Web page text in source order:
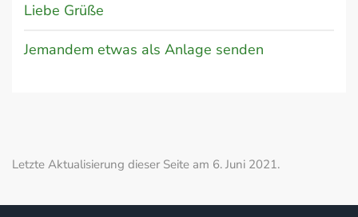
Liebe Grüße
Jemandem etwas als Anlage senden
Letzte Aktualisierung dieser Seite am 6. Juni 2021.